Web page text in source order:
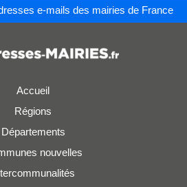
e-mails des mairies de France
Accueil
Régions
Départements
nouvelles